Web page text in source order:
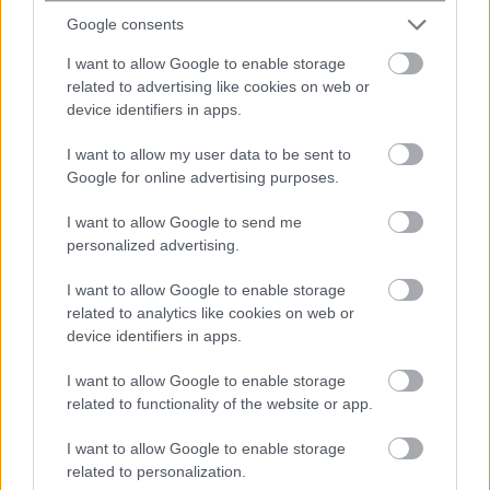
Google consents
I want to allow Google to enable storage
related to advertising like cookies on web or
device identifiers in apps.
I want to allow my user data to be sent to
Google for online advertising purposes.
I want to allow Google to send me
personalized advertising.
I want to allow Google to enable storage
related to analytics like cookies on web or
device identifiers in apps.
I want to allow Google to enable storage
related to functionality of the website or app.
I want to allow Google to enable storage
related to personalization.
HRMS: Το σύστημα διαχείρισης ανθρώπινου δυναμικού
που αποτυπώνει όλες τις οργανικές δομές.
υπαλλήλων για τις νέες ψηφιακές δεξιότητες.
Η κ. Χαραλαμπογιάννη στάθηκε ιδιαίτερα στη σύνδεση
της πλατφόρμας με την αξιολόγηση της απόδοσης των
λειτουργήσει προς όφελος των παραγωγικών
στελεχών. «Η πρωτοβουλία του υπουργείου
Εσωτερικών θα συνδεθεί με τη στοχοθεσία και την
αξιολόγηση των υπαλλήλων και άρα η επιβράβευση της
παραγωγικότητας θα είναι αντικειμενικότατη και
εμφανής σε όλο τον κόσμο, εννοώ θα είναι σε κοινή
θέα μέσω των πληροφοριακών συστημάτων»,